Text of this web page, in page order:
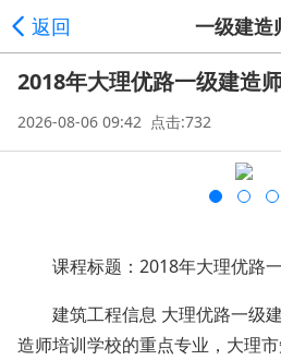
返回 一级建造
2018年大理优路一级建造
2026-08-06 09:42 点击:732
课程标题：2018年大理优路
建筑工程信息 大理优路一级
造师培训学校的重点专业，大理